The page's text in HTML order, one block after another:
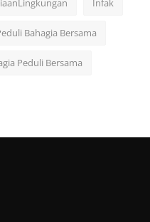
Infak
Bahagia Bersama
Peduli Bersama